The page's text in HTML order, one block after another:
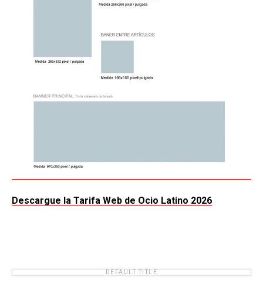
Descargue la Tarifa Web de Ocio Latino 2026
DEFAULT TITLE